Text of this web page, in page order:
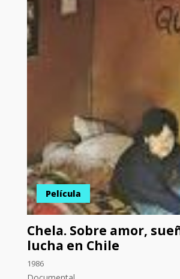
Película
Chela. Sobre amor,
lucha en Chile
1986